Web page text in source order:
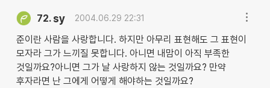
72. sy 2004.06.29 22:31
준이란 사람을 사랑합니다. 하지만 아무리 표현해도 그 표현이
모자라 그가 느끼질 못합니다. 아니면 내맘이 아직 부족한
것일까요?아니면 그가 날 사랑하지 않는 것일까요? 만약
후자라면 난 그에게 어떻게 해야하는 것일까요?